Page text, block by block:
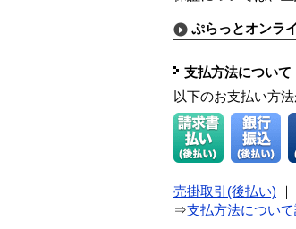
ぷらっとオンラ
支払方法について
以下のお支払い方法
売掛取引(後払い)
⇒支払方法につい